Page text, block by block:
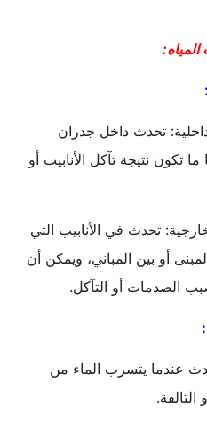
المياه:
تحدث داخل جدران
تكون نتيجة تآكل الأنابيب أو
تحدث في الأنابيب التي
أو بين المباني، ويمكن أن
الصدمات أو التآكل.
عندما يتسرب الماء من